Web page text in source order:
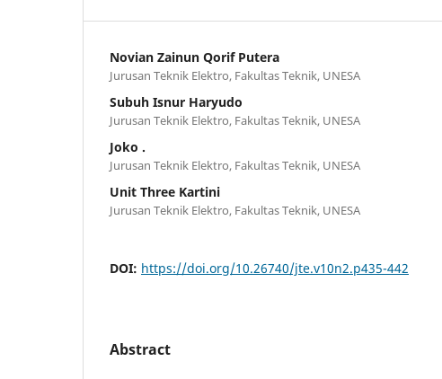
Novian Zainun Qorif Putera
Jurusan Teknik Elektro, Fakultas Teknik, UNESA
Subuh Isnur Haryudo
Jurusan Teknik Elektro, Fakultas Teknik, UNESA
Joko .
Jurusan Teknik Elektro, Fakultas Teknik, UNESA
Unit Three Kartini
Jurusan Teknik Elektro, Fakultas Teknik, UNESA
DOI: https://doi.org/10.26740/jte.v10n2.p435-442
Abstract